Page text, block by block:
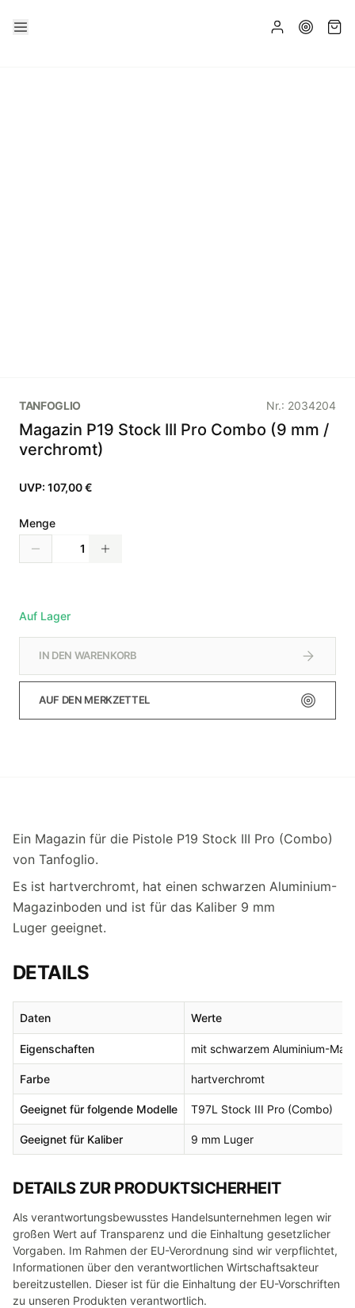
TANFOGLIO Nr.: 2034204
Magazin P19 Stock III Pro Combo (9 mm /
verchromt)
UVP: 107,00 €
Menge
Auf Lager
IN DEN WARENKORB
AUF DEN MERKZETTEL
Ein Magazin für die Pistole P19 Stock III Pro (Combo)
von Tanfoglio.
Es ist hartverchromt, hat einen schwarzen Aluminium-
Magazinboden und ist für das Kaliber 9 mm
Luger geeignet.
DETAILS
Daten Werte
Eigenschaften mit schwarzem Aluminium-
Farbe hartverchromt
Geeignet für folgende Modelle T97L Stock III Pro (Combo)
Geeignet für Kaliber 9 mm Luger
DETAILS ZUR PRODUKTSICHERHEIT
Als verantwortungsbewusstes Handelsunternehmen legen wir
großen Wert auf Transparenz und die Einhaltung gesetzlicher
Vorgaben. Im Rahmen der EU-Verordnung sind wir verpflichtet,
Informationen über den verantwortlichen Wirtschaftsakteur
bereitzustellen. Dieser ist für die Einhaltung der EU-Vorschriften
zu unseren Produkten verantwortlich.